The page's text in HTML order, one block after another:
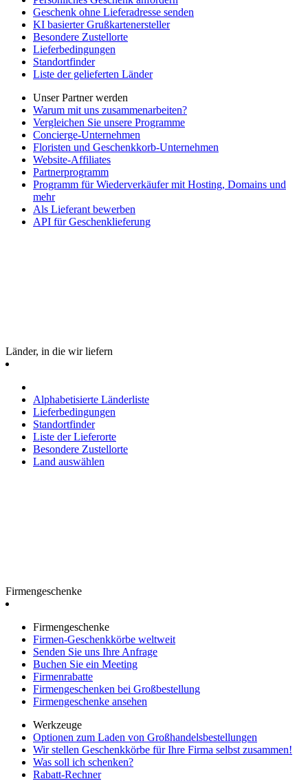
Geschenk ohne Lieferadresse senden
KI basierter Grußkartenersteller
Besondere Zustellorte
Lieferbedingungen
Standortfinder
Liste der gelieferten Länder
Unser Partner werden
Warum mit uns zusammenarbeiten?
Vergleichen Sie unsere Programme
Concierge-Unternehmen
Floristen und Geschenkkorb-Unternehmen
Website-Affiliates
Partnerprogramm
Programm für Wiederverkäufer mit Hosting, Domains und
mehr
Als Lieferant bewerben
API für Geschenklieferung
Länder, in die wir liefern
Alphabetisierte Länderliste
Lieferbedingungen
Standortfinder
Liste der Lieferorte
Besondere Zustellorte
Land auswählen
Firmengeschenke
Firmengeschenke
Firmen-Geschenkkörbe weltweit
Senden Sie uns Ihre Anfrage
Buchen Sie ein Meeting
Firmenrabatte
Firmengeschenken bei Großbestellung
Firmengeschenke ansehen
Werkzeuge
Optionen zum Laden von Großhandelsbestellungen
Wir stellen Geschenkkörbe für Ihre Firma selbst zusammen!
Was soll ich schenken?
Rabatt-Rechner